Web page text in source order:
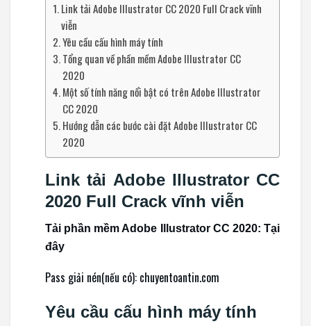
Link tải Adobe Illustrator CC 2020 Full Crack vĩnh
viễn
Yêu cầu cấu hình máy tính
Tổng quan về phần mềm Adobe Illustrator CC
2020
Một số tính năng nổi bật có trên Adobe Illustrator
CC 2020
Hướng dẫn các bước cài đặt Adobe Illustrator CC
2020
Link tải Adobe Illustrator CC
2020 Full Crack vĩnh viễn
Tải phần mềm Adobe Illustrator CC 2020: Tại
đây
Pass giải nén(nếu có): chuyentoantin.com
Yêu cầu cấu hình máy tính